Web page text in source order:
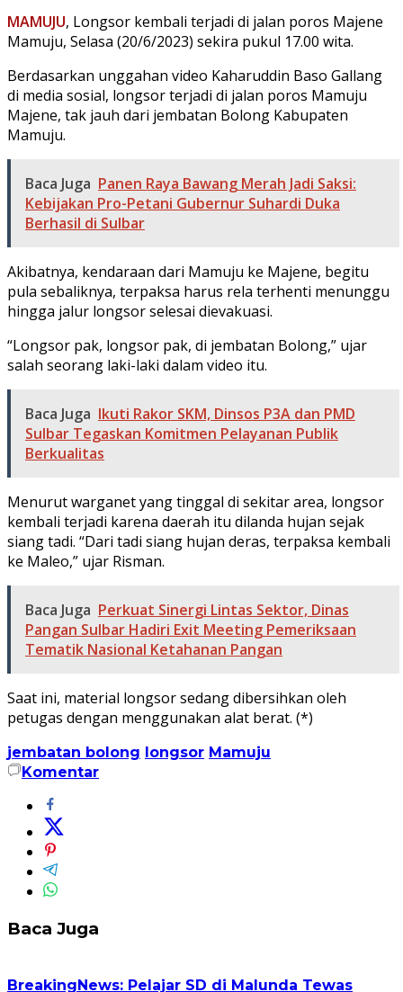
MAMUJU, Longsor kembali terjadi di jalan poros Majene
Mamuju, Selasa (20/6/2023) sekira pukul 17.00 wita.
Berdasarkan unggahan video Kaharuddin Baso Gallang
di media sosial, longsor terjadi di jalan poros Mamuju
Majene, tak jauh dari jembatan Bolong Kabupaten
Mamuju.
Baca Juga Panen Raya Bawang Merah Jadi Saksi:
Kebijakan Pro-Petani Gubernur Suhardi Duka
Berhasil di Sulbar
Akibatnya, kendaraan dari Mamuju ke Majene, begitu
pula sebaliknya, terpaksa harus rela terhenti menunggu
hingga jalur longsor selesai dievakuasi.
“Longsor pak, longsor pak, di jembatan Bolong,” ujar
salah seorang laki-laki dalam video itu.
Baca Juga Ikuti Rakor SKM, Dinsos P3A dan PMD
Sulbar Tegaskan Komitmen Pelayanan Publik
Berkualitas
Menurut warganet yang tinggal di sekitar area, longsor
kembali terjadi karena daerah itu dilanda hujan sejak
siang tadi. “Dari tadi siang hujan deras, terpaksa kembali
ke Maleo,” ujar Risman.
Baca Juga Perkuat Sinergi Lintas Sektor, Dinas
Pangan Sulbar Hadiri Exit Meeting Pemeriksaan
Tematik Nasional Ketahanan Pangan
Saat ini, material longsor sedang dibersihkan oleh
petugas dengan menggunakan alat berat. (*)
jembatan bolong longsor Mamuju
Komentar
Baca Juga
BreakingNews: Pelajar SD di Malunda Tewas